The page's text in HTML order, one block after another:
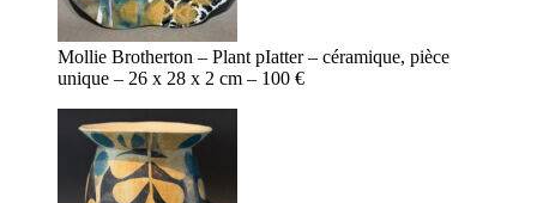
Mollie Brotherton – Plant pIatter – céramique, pièce
unique – 26 x 28 x 2 cm – 100 €